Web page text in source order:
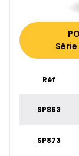
Réf
SP863
SP873